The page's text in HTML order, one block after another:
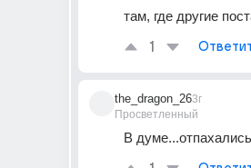
там, где другие
1
the_dragon_26
Просветленный
3г
В